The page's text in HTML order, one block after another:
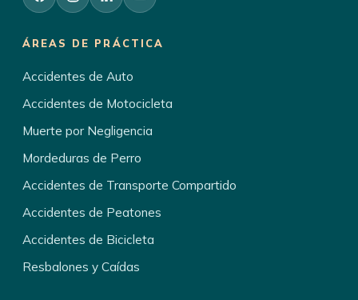
ÁREAS DE PRÁCTICA
Accidentes de Auto
Accidentes de Motocicleta
Muerte por Negligencia
Mordeduras de Perro
Accidentes de Transporte Compartido
Accidentes de Peatones
Accidentes de Bicicleta
Resbalones y Caídas